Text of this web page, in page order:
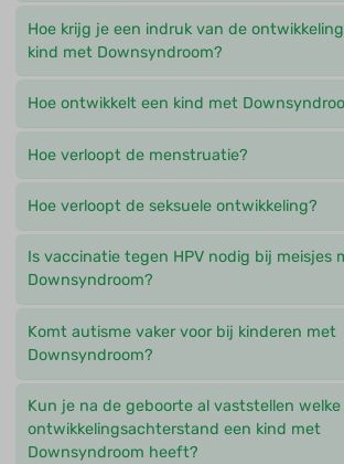
Hoe krijg je een indruk van de
kind met Downsyndroom?
Hoe ontwikkelt een kind met
Hoe verloopt de menstruatie?
Hoe verloopt de seksuele ontwikkeling?
Is vaccinatie tegen HPV nodig bij meisjes
Downsyndroom?
Komt autisme vaker voor bij kinderen met
Downsyndroom?
Kun je na de geboorte al vaststellen welke
ontwikkelingsachterstand een kind met
Downsyndroom heeft?